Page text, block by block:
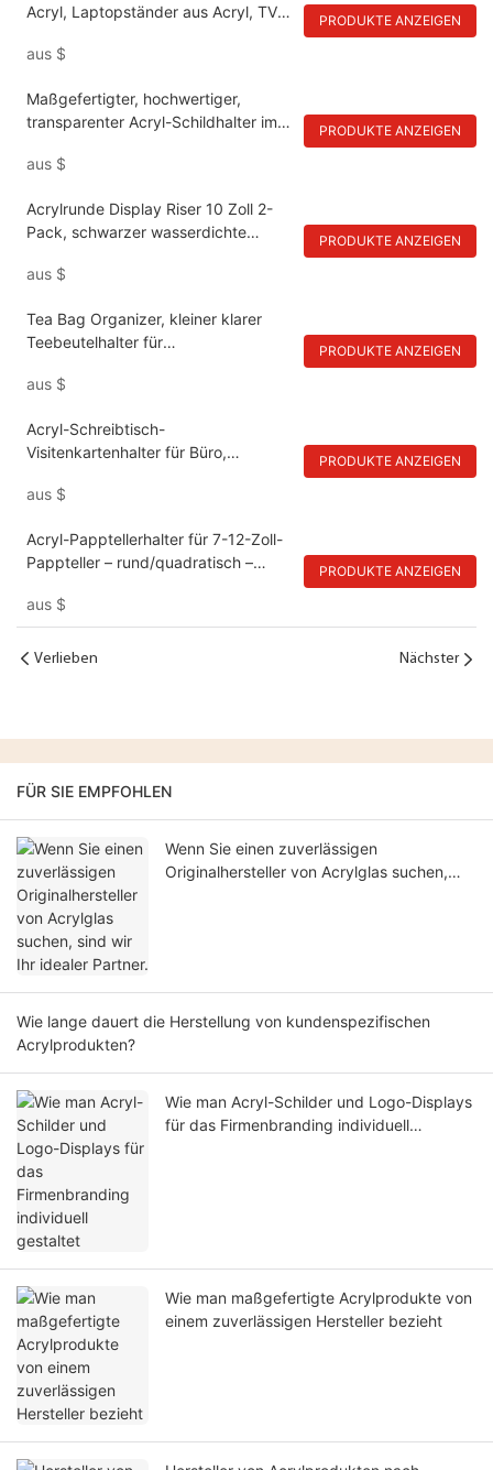
Acryl, Laptopständer aus Acryl, TV-
Präsentationsständer
aus $
PRODUKTE ANZEIGEN
Maßgefertigter, hochwertiger,
transparenter Acryl-Schildhalter im
Tischaufsteller für den Einzelhandel
aus $
PRODUKTE ANZEIGEN
Acrylrunde Display Riser 10 Zoll 2-
Pack, schwarzer wasserdichte
Badezimmer, modern
aus $
PRODUKTE ANZEIGEN
Tea Bag Organizer, kleiner klarer
Teebeutelhalter für
Arbeitsplatten Organisatoren
Acrylkaffee, Zuckerpakete
aus $
PRODUKTE ANZEIGEN
Acryl-Schreibtisch-
Visitenkartenhalter für Büro,
aus $
PRODUKTE ANZEIGEN
Acryl-Papptellerhalter für 7-12-Zoll-
Pappteller – rund/quadratisch –
aus $
PRODUKTE ANZEIGEN
Verlieben Nächster
FÜR SIE EMPFOHLEN
Wenn Sie einen zuverlässigen
Originalhersteller von Acrylglas suchen,
Wie lange dauert die Herstellung von kundenspezifischen
Acrylprodukten?
Wie man Acryl-Schilder und Logo-Displays
für das Firmenbranding individuell
Wie man maßgefertigte Acrylprodukte von
einem zuverlässigen Hersteller bezieht